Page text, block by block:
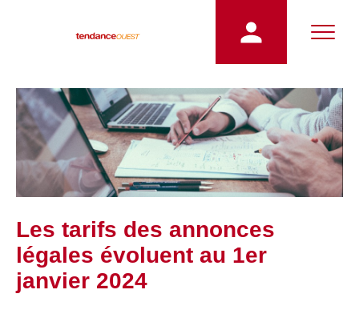
Les tarifs des annonces
légales évoluent au 1er
janvier 2024